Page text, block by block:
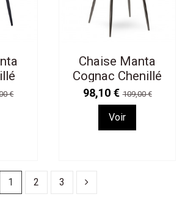
€
Chaise Manta
Cognac Chenillé
98,10 €109,00 €
Voir
1 2 3